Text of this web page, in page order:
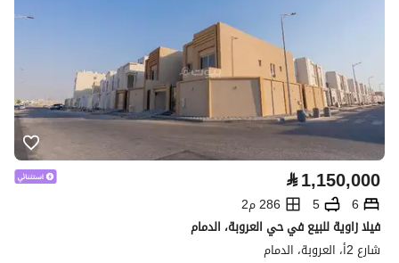
⃁1,150,000
6
5
286 م2
فيلا زاوية للبيع في حي العروبة، الدمام
شارع 2أ، العروبة، الدمام